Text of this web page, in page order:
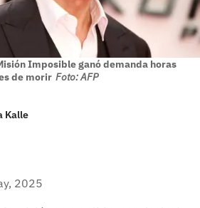
Imposible ganó demanda horas
de morir Foto: AFP
Kalle
2025